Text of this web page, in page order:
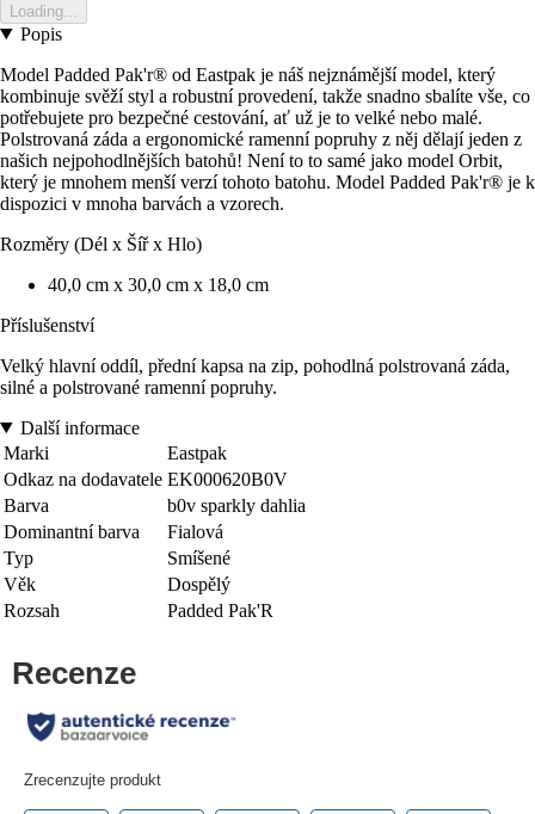
Loading...
Popis
Model Padded Pak'r® od Eastpak je náš nejznámější model, který
kombinuje svěží styl a robustní provedení, takže snadno sbalíte vše, co
potřebujete pro bezpečné cestování, ať už je to velké nebo malé.
Polstrovaná záda a ergonomické ramenní popruhy z něj dělají jeden z
našich nejpohodlnějších batohů! Není to to samé jako model Orbit,
který je mnohem menší verzí tohoto batohu. Model Padded Pak'r® je k
dispozici v mnoha barvách a vzorech.
Rozměry (Dél x Šíř x Hlo)
40,0 cm x 30,0 cm x 18,0 cm
Příslušenství
Velký hlavní oddíl, přední kapsa na zip, pohodlná polstrovaná záda,
silné a polstrované ramenní popruhy.
Další informace
Marki
Eastpak
Odkaz na dodavatele EK000620B0V
Barva
b0v sparkly dahlia
Dominantní barva
Fialová
Typ
Smíšené
Věk
Dospělý
Rozsah
Padded Pak'R